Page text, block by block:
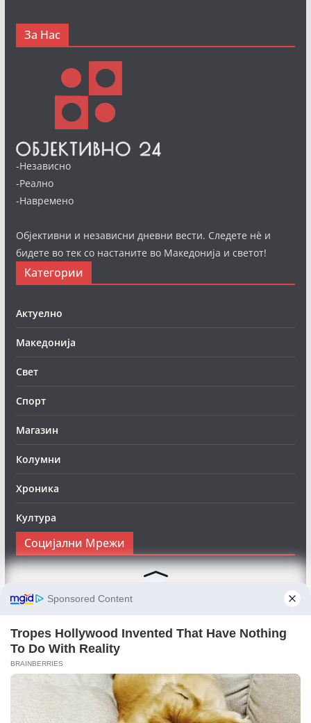
За Нас
-Независно
-Реално
-Навремено
Објективни и независни дневни вести. Следете нè и
бидете во тек со настаните во Македонија и светот!
Категории
Актуелно
Македонија
Свет
Спорт
Магазин
Колумни
Хроника
Култура
Социјални Мрежи
Следете нè на Фејсбук за да сте во тек со најновите